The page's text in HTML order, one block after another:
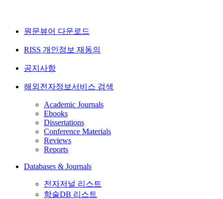
원문뷰어 다운로드
RISS 개인정보 재동의
공지사항
해외전자정보서비스 검색
Academic Journals
Ebooks
Dissertations
Conference Materials
Reviews
Reports
Databases & Journals
전자저널 리스트
학술DB 리스트